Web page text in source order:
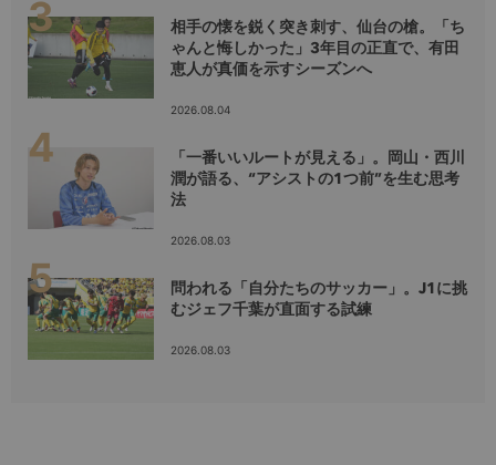
相手の懐を鋭く突き刺す、仙台の槍。「ち
ゃんと悔しかった」3年目の正直で、有田
恵人が真価を示すシーズンへ
2026.08.04
「一番いいルートが見える」。岡山・西川
潤が語る、“アシストの1つ前”を生む思考
法
2026.08.03
問われる「自分たちのサッカー」。J1に挑
むジェフ千葉が直面する試練
2026.08.03